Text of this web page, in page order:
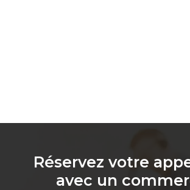
Réservez votre
avec un